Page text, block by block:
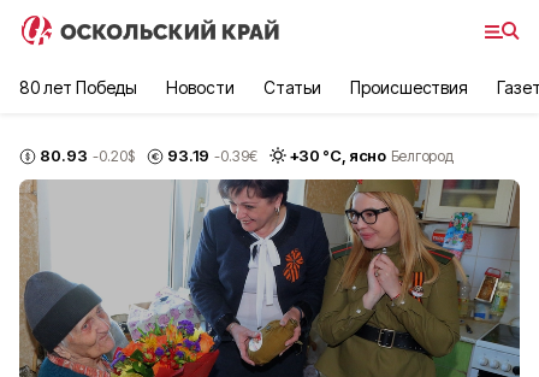
80 лет Победы Новости Статьи Происшествия
80.93 -0.20$ 93.19 -0.39€ +30 °С, ясно Белгород